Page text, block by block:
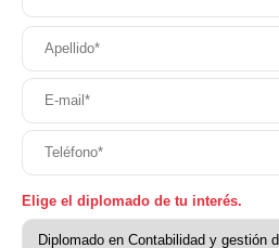
Elige el diplomado de tu interés.